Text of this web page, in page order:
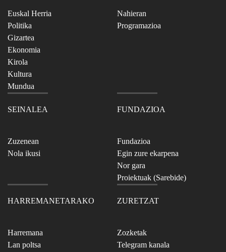
Euskal Herria
Politika
Gizartea
Ekonomia
Kirola
Kultura
Mundua
Nahieran
Programazioa
SEINALEA
Zuzenean
Nola ikusi
FUNDAZIOA
Fundazioa
Egin zure ekarpena
Nor gara
Proiektuak (Sarebide)
HARREMANETARAKO
Harremana
Lan poltsa
ZURETZAT
Zozketak
Telegram kanala